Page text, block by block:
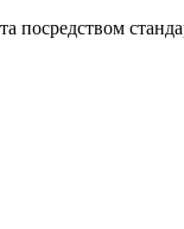
посредством